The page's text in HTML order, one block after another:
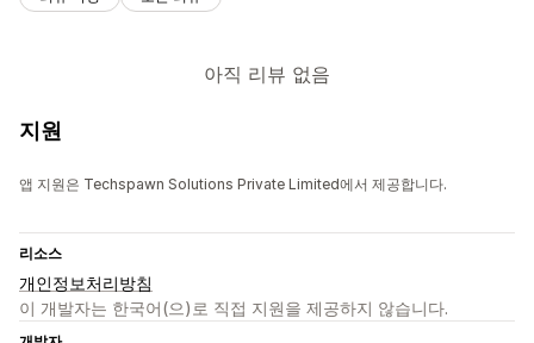
아직 리뷰 없음
지원
앱 지원은 Techspawn Solutions Private Limited에서 제공합니다.
리소스
개인정보처리방침
이 개발자는 한국어(으)로 직접 지원을 제공하지 않습니다.